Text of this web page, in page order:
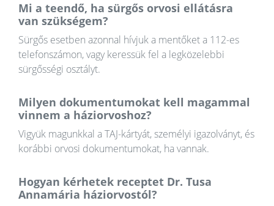
Mi a teendő, ha sürgős orvosi ellátásra
van szükségem?
Sürgős esetben azonnal hívjuk a mentőket a 112-es
telefonszámon, vagy keressük fel a legközelebbi
sürgősségi osztályt.
Milyen dokumentumokat kell magammal
vinnem a háziorvoshoz?
Vigyük magunkkal a TAJ-kártyát, személyi igazolványt, és
korábbi orvosi dokumentumokat, ha vannak.
Hogyan kérhetek receptet Dr. Tusa
Annamária háziorvostól?